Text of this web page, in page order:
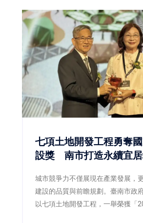
七項土地開發工程勇奪
設獎 南市打造永續宜居
城市競爭力不僅展現在產業發展，
建設的品質與前瞻規劃。臺南市政
以七項土地開發工程，一舉榮獲「